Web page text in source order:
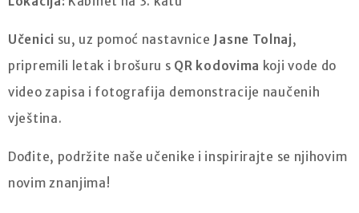
Učenici su, uz pomoć nastavnice Jasne Tolnaj,
pripremili letak i brošuru s QR kodovima koji vode do
video zapisa i fotografija demonstracije naučenih
vještina.
Dođite, podržite naše učenike i inspirirajte se njihovim
novim znanjima!